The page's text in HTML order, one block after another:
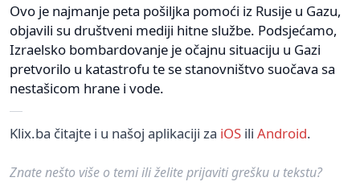
Ovo je najmanje peta pošiljka pomoći iz Rusije u Gazu,
objavili su društveni mediji hitne službe. Podsjećamo,
Izraelsko bombardovanje je očajnu situaciju u Gazi
pretvorilo u katastrofu te se stanovništvo suočava sa
nestašicom hrane i vode.
Klix.ba čitajte i u našoj aplikaciji za iOS ili Android.
Znate nešto više o temi ili želite prijaviti grešku u tekstu?